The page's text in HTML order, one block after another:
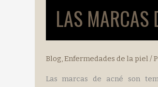
LAS MARCAS
Blog,Enfermedades de la piel /
Las marcas de acné son